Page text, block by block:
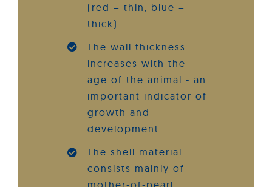
(red = thin, blue =
thick).
The wall thickness
increases with the
age of the animal - an
important indicator of
growth and
development.
The shell material
consists mainly of
mother-of-pearl